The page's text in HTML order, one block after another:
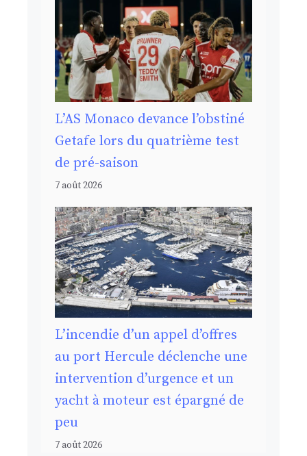
L’AS Monaco devance l’obstiné
Getafe lors du quatrième test
de pré-saison
7 août 2026
L’incendie d’un appel d’offres
au port Hercule déclenche une
intervention d’urgence et un
yacht à moteur est épargné de
peu
7 août 2026